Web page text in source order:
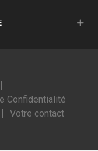
Confidentialité
Votre contact